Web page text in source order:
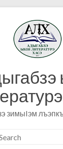
зимыIэм